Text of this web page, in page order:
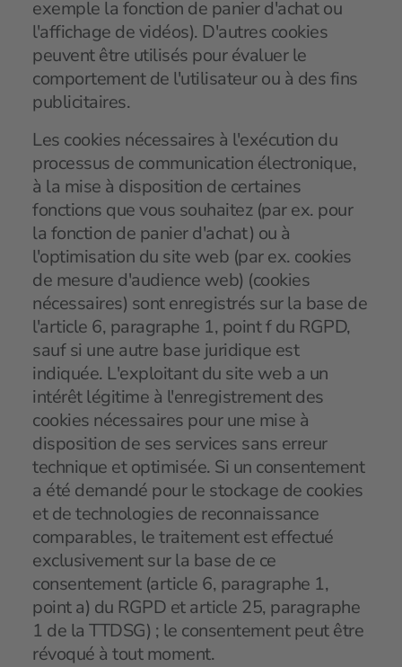
exemple la fonction de panier d'achat ou
l'affichage de vidéos). D'autres cookies
peuvent être utilisés pour évaluer le
comportement de l'utilisateur ou à des fins
publicitaires.
Les cookies nécessaires à l'exécution du
processus de communication électronique,
à la mise à disposition de certaines
fonctions que vous souhaitez (par ex. pour
la fonction de panier d'achat) ou à
l'optimisation du site web (par ex. cookies
de mesure d'audience web) (cookies
nécessaires) sont enregistrés sur la base de
l'article 6, paragraphe 1, point f du RGPD,
sauf si une autre base juridique est
indiquée. L'exploitant du site web a un
intérêt légitime à l'enregistrement des
cookies nécessaires pour une mise à
disposition de ses services sans erreur
technique et optimisée. Si un consentement
a été demandé pour le stockage de cookies
et de technologies de reconnaissance
comparables, le traitement est effectué
exclusivement sur la base de ce
consentement (article 6, paragraphe 1,
point a) du RGPD et article 25, paragraphe
1 de la TTDSG) ; le consentement peut être
révoqué à tout moment.